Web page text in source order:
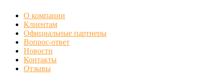
О компании
Клиентам
Официальные партнеры
Вопрос-ответ
Новости
Контакты
Отзывы